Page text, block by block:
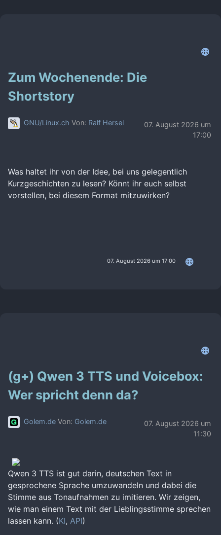
Zum Wochenende: Die
Shortstory
GNU/Linux.ch Von: Ralf Hersel
07. August 2026 um
17:00
Was haltet ihr von der Idee, bei uns gelegentlich
Kurzgeschichten zu lesen? Könnt ihr euch selbst
vorstellen, bei diesem Format mitzuwirken?
07. August 2026 um 17:00
(g+) Qwen 3 TTS und Voicebox:
Wer spricht denn da?
Golem.de Von: Golem.de
07. August 2026 um
11:30
Qwen 3 TTS ist gut darin, deutschen Text in
gesprochene Sprache umzuwandeln und dabei die
Stimme aus Tonaufnahmen zu imitieren. Wir zeigen,
wie man einem Text mit der Lieblingsstimme sprechen
lassen kann. (KI, API)